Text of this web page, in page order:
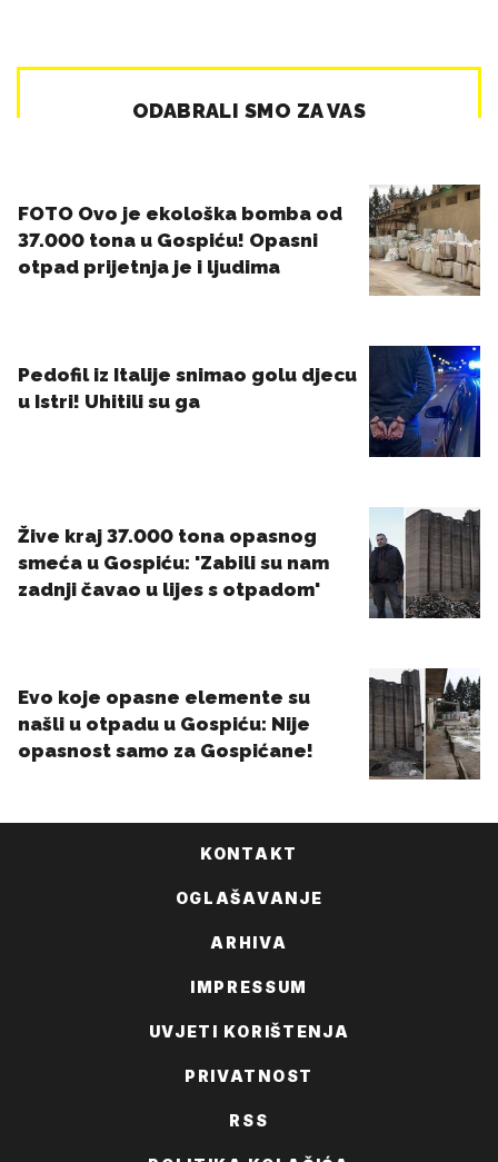
KONTAKT
OGLAŠAVANJE
ARHIVA
IMPRESSUM
UVJETI KORIŠTENJA
PRIVATNOST
RSS